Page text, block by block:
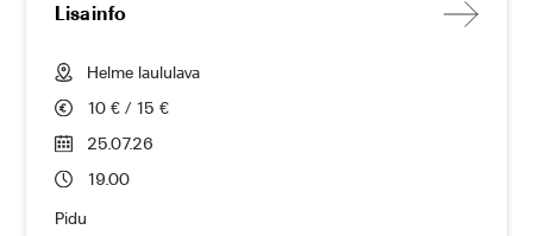
Lisainfo
Helme laululava
10 € / 15 €
25.07.26
19.00
Pidu